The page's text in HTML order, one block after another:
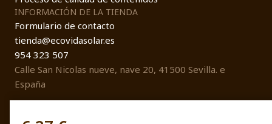
INFORMACIÓN DE LA TIENDA
Formulario de contacto
tienda@ecovidasolar.es
954 323 507
Calle San Nicolas nueve, nave 20, 41500 Sevilla. e
España